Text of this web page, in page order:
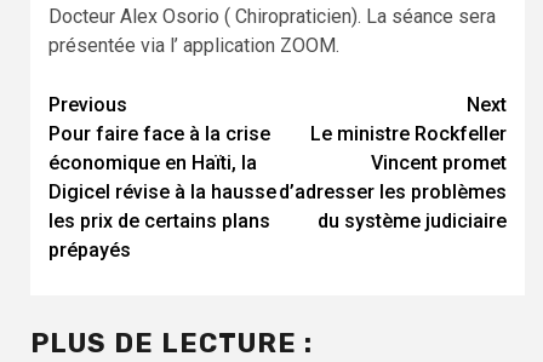
Docteur Alex Osorio ( Chiropraticien). La séance sera
présentée via l’ application ZOOM.
Continue
Reading
Previous
Pour faire face à la crise
économique en Haïti, la
Digicel révise à la hausse
les prix de certains plans
prépayés
Next
Le ministre Rockfeller
Vincent promet
d’adresser les problèmes
du système judiciaire
PLUS DE LECTURE :